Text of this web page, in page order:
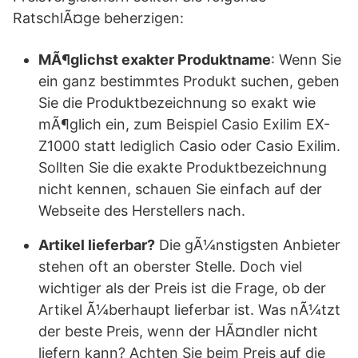
RatschlÃ¤ge beherzigen:
MÃ¶glichst exakter Produktname: Wenn Sie
ein ganz bestimmtes Produkt suchen, geben
Sie die Produktbezeichnung so exakt wie
mÃ¶glich ein, zum Beispiel Casio Exilim EX-
Z1000 statt lediglich Casio oder Casio Exilim.
Sollten Sie die exakte Produktbezeichnung
nicht kennen, schauen Sie einfach auf der
Webseite des Herstellers nach.
Artikel lieferbar? Die gÃ¼nstigsten Anbieter
stehen oft an oberster Stelle. Doch viel
wichtiger als der Preis ist die Frage, ob der
Artikel Ã¼berhaupt lieferbar ist. Was nÃ¼tzt
der beste Preis, wenn der HÃ¤ndler nicht
liefern kann? Achten Sie beim Preis auf die